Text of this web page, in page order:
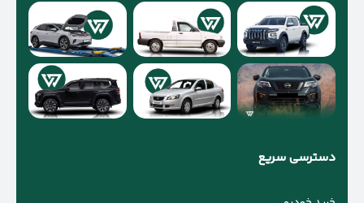
دسترسی سریع